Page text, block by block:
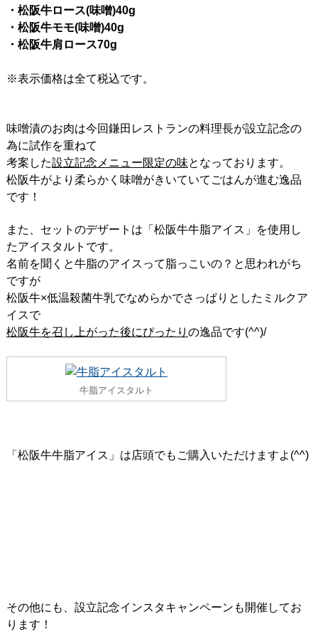
・松阪牛ロース(味噌)40g
・松阪牛モモ(味噌)40g
・松阪牛肩ロース70g
※表示価格は全て税込です。
味噌漬のお肉は今回鎌田レストランの料理長が設立記念の
為に試作を重ねて
考案した設立記念メニュー限定の味となっております。
松阪牛がより柔らかく味噌がきいていてごはんが進む逸品
です！
また、セットのデザートは「松阪牛牛脂アイス」を使用し
たアイスタルトです。
名前を聞くと牛脂のアイスって脂っこいの？と思われがち
ですが
松阪牛×低温殺菌牛乳でなめらかでさっぱりとしたミルクア
イスで
松阪牛を召し上がった後にぴったり の逸品です(^^)/
牛脂アイスタルト
「松阪牛牛脂アイス」は店頭でもご購入いただけますよ(^^)
その他にも、設立記念インスタキャンペーンも開催してお
ります！